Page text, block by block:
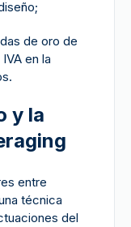
de oro de
en la
y la
entre
técnica
del